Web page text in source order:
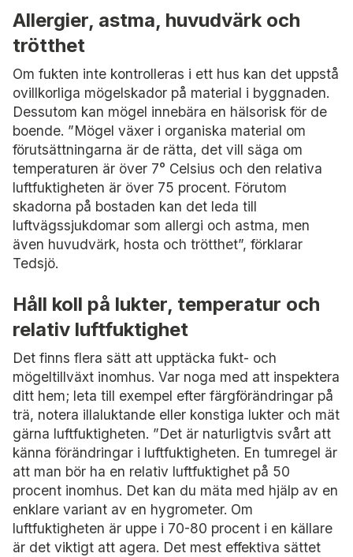
Allergier, astma, huvudvärk och
trötthet
Om fukten inte kontrolleras i ett hus kan det uppstå
ovillkorliga mögelskador på material i byggnaden.
Dessutom kan mögel innebära en hälsorisk för de
boende. ”Mögel växer i organiska material om
förutsättningarna är de rätta, det vill säga om
temperaturen är över 7° Celsius och den relativa
luftfuktigheten är över 75 procent. Förutom
skadorna på bostaden kan det leda till
luftvägssjukdomar som allergi och astma, men
även huvudvärk, hosta och trötthet”, förklarar
Tedsjö.
Håll koll på lukter, temperatur och
relativ luftfuktighet
Det finns flera sätt att upptäcka fukt- och
mögeltillväxt inomhus. Var noga med att inspektera
ditt hem; leta till exempel efter färgförändringar på
trä, notera illaluktande eller konstiga lukter och mät
gärna luftfuktigheten. ”Det är naturligtvis svårt att
känna förändringar i luftfuktigheten. En tumregel är
att man bör ha en relativ luftfuktighet på 50
procent inomhus. Det kan du mäta med hjälp av en
enklare variant av en hygrometer. Om
luftfuktigheten är uppe i 70-80 procent i en källare
är det viktigt att agera. Det mest effektiva sättet